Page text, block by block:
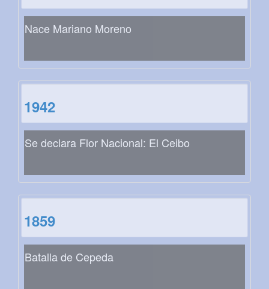
Nace Mariano Moreno
1942
Se declara Flor Nacional: El Ceibo
1859
Batalla de Cepeda